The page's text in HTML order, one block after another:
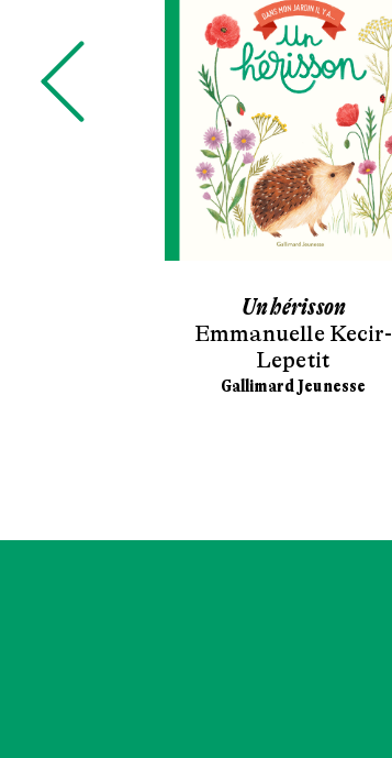
Un hérisson
Emmanuelle Kecir-
Lepetit
Gallimard Jeunesse